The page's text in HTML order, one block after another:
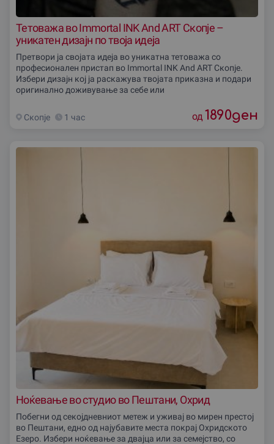
Тетоважа во Immortal INK And ART Скопје –
уникатен дизајн по твоја идеја
Претвори ја својата идеја во уникатна тетоважа со
професионален пристап во Immortal INK And ART Скопје.
Избери дизајн кој ја раскажува твојата приказна и подари
оригинално доживување за себе или
Скопjе 1 час од 1890ден
Ноќевање во студио во Пештани, Охрид
Побегни од секојдневниот метеж и уживај во мирен престој
во Пештани, едно од најубавите места покрај Охридското
Езеро. Избери ноќевање за двајца или за семејство, со